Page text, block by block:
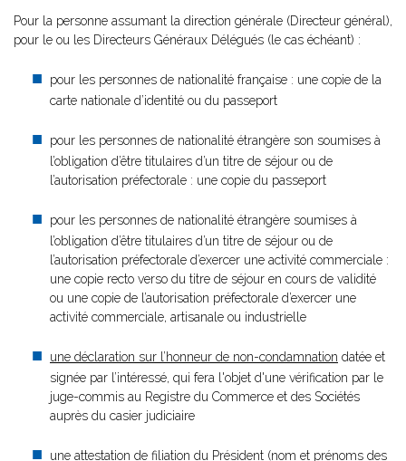
Pour la personne assumant la direction générale (Directeur général),
pour le ou les Directeurs Généraux Délégués (le cas échéant) :
pour les personnes de nationalité française : une copie de la
carte nationale d’identité ou du passeport
pour les personnes de nationalité étrangère son soumises à
l’obligation d’être titulaires d’un titre de séjour ou de
l’autorisation préfectorale : une copie du passeport
pour les personnes de nationalité étrangère soumises à
l’obligation d’être titulaires d’un titre de séjour ou de
l’autorisation préfectorale d’exercer une activité commerciale :
une copie recto verso du titre de séjour en cours de validité
ou une copie de l’autorisation préfectorale d’exercer une
activité commerciale, artisanale ou industrielle
une déclaration sur l’honneur de non-condamnation datée et
signée par l’intéressé, qui fera l'objet d'une vérification par le
juge-commis au Registre du Commerce et des Sociétés
auprès du casier judiciaire
une attestation de filiation du Président (nom et prénoms des